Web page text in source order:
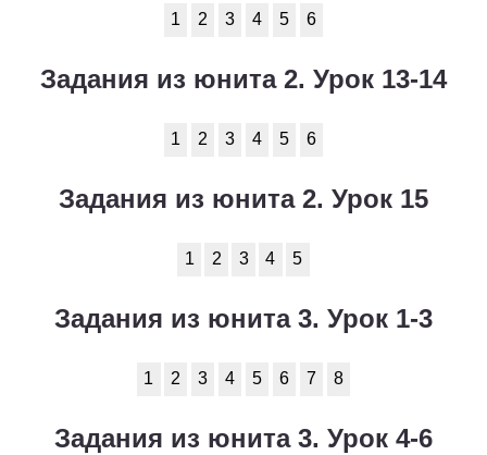
1 2 3 4 5 6
Задания из юнита 2. Урок 13-14
1 2 3 4 5 6
Задания из юнита 2. Урок 15
1 2 3 4 5
Задания из юнита 3. Урок 1-3
1 2 3 4 5 6 7 8
Задания из юнита 3. Урок 4-6